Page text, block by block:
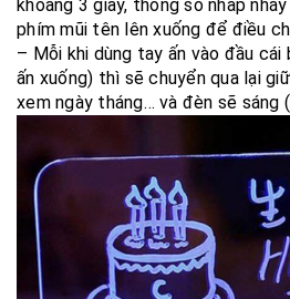
khoảng 3 giây, thông số nhấp
phím mũi tên lên xuống để điều
– Mỗi khi dùng tay ấn vào đầu cái
ấn xuống) thì sẽ chuyển qua lại
xem ngày tháng… và đèn sẽ sáng